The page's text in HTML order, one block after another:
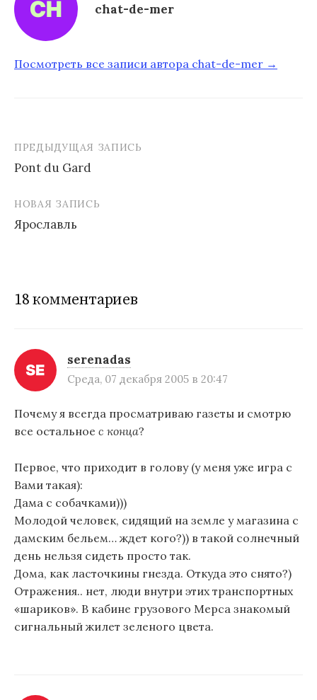
chat-de-mer
Посмотреть все записи автора chat-de-mer →
а
в
г
и
я
п
о
з
а
п
и
с
я
м
ПРЕДЫДУЩАЯ ЗАПИСЬ
Pont du Gard
НОВАЯ ЗАПИСЬ
Ярославль
18 комментариев
serenadas
Среда, 07 декабря 2005 в 20:47
Почему я всегда просматриваю газеты и смотрю
все остальное с конца?
Первое, что приходит в голову (у меня уже игра с
Вами такая):
Дама с собачками)))
Молодой человек, сидящий на земле у магазина с
дамским бельем… ждет кого?)) в такой солнечный
день нельзя сидеть просто так.
Дома, как ласточкины гнезда. Откуда это снято?)
Отражения.. нет, люди внутри этих транспортных
«шариков». В кабине грузового Мерса знакомый
сигнальный жилет зеленого цвета.